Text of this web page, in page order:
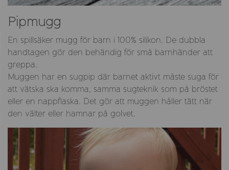
Pipmugg
En spillsäker mugg för barn i 100% silikon. De dubbla
handtagen gör den behändig för små barnhänder att
greppa.
Muggen har en sugpip där barnet aktivt måste suga för
att vätska ska komma, samma sugteknik som på bröstet
eller en nappflaska. Det gör att muggen håller tätt när
den välter eller hamnar på golvet.